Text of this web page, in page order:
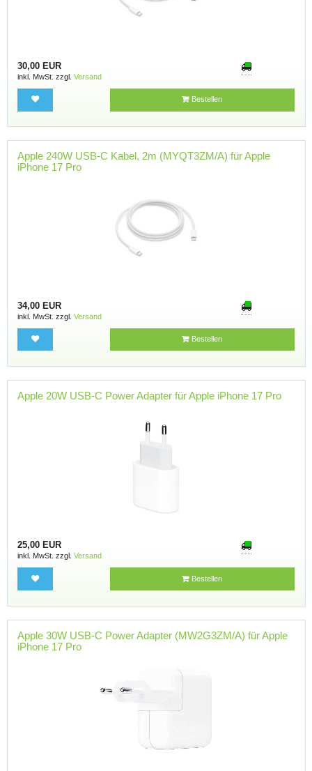
30,00 EUR
inkl. MwSt. zzgl. Versand
Bestellen
Apple 240W USB-C Kabel, 2m (MYQT3ZM/A) für Apple
iPhone 17 Pro
34,00 EUR
inkl. MwSt. zzgl. Versand
Bestellen
Apple 20W USB-C Power Adapter für Apple iPhone 17 Pro
25,00 EUR
inkl. MwSt. zzgl. Versand
Bestellen
Apple 30W USB-C Power Adapter (MW2G3ZM/A) für Apple
iPhone 17 Pro